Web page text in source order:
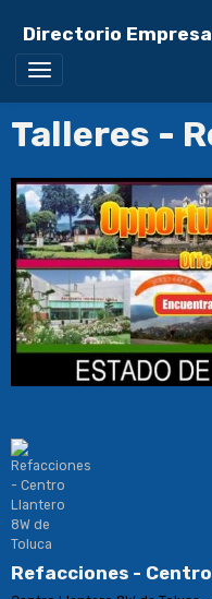
Directorio
Talleres -
Refacciones -